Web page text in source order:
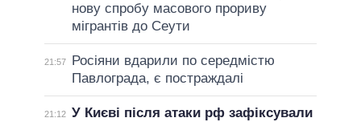
нову спробу масового прориву
мігрантів до Сеути
21:57
Росіяни вдарили по середмістю
Павлограда, є постраждалі
21:12 У Києві після атаки рф зафіксували